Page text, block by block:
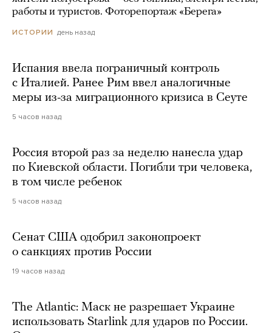
работы и туристов. Фоторепортаж «Берега»
ИСТОРИИ день назад
Испания ввела пограничный контроль
с Италией. Ранее Рим ввел аналогичные
меры из-за миграционного кризиса в Сеуте
5 часов назад
Россия второй раз за неделю нанесла удар
по Киевской области. Погибли три человека,
в том числе ребенок
5 часов назад
Сенат США одобрил законопроект
о санкциях против России
19 часов назад
The Atlantic: Маск не разрешает Украине
использовать Starlink для ударов по России.